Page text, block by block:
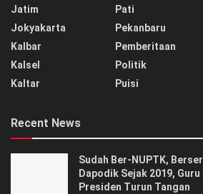
Jatim
Jokyakarta
Kalbar
Kalsel
Kaltar
Pati
Pekanbaru
Pemberitaan
Politik
Puisi
Recent News
Sudah Ber-NUPTK,
Dapodik Sejak 2019,
Presiden Turun Tangan